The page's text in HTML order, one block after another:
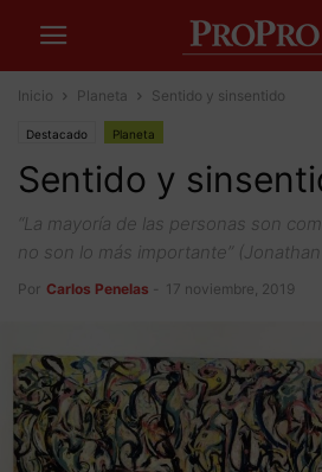
Inicio Planeta Sentido y sinsentido
Destacado Planeta
Sentido y
“La mayoría de las personas son
no son lo más importante”
Por Carlos Penelas 17 noviembre, 2019